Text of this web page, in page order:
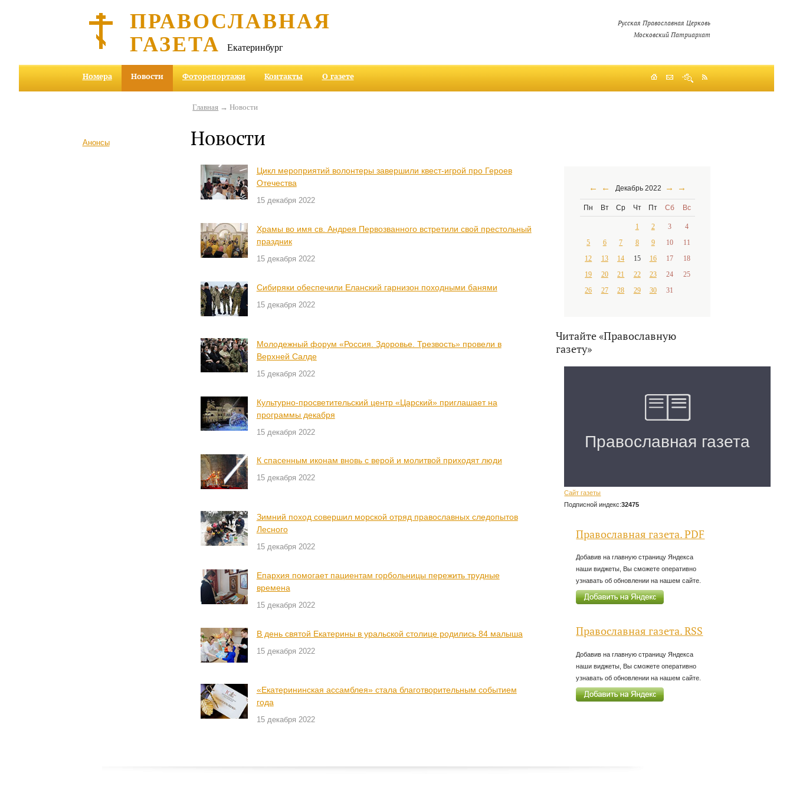
ПРАВОСЛАВНАЯ
ГАЗЕТА Екатеринбург
Русская Православная Церковь
Московский Патриархат
Номера Новости Фоторепортажи Контакты О газете
Анонсы
Главная → Новости
Новости
Цикл мероприятий волонтеры завершили квест-игрой про Героев
Отечества
15 декабря 2022
Храмы во имя св. Андрея Первозванного встретили свой престольный
праздник
15 декабря 2022
Сибиряки обеспечили Еланский гарнизон походными банями
15 декабря 2022
Молодежный форум «Россия. Здоровье. Трезвость» провели в
Верхней Салде
15 декабря 2022
Культурно-просветительский центр «Царский» приглашает на
программы декабря
15 декабря 2022
К спасенным иконам вновь с верой и молитвой приходят люди
15 декабря 2022
Зимний поход совершил морской отряд православных следопытов
Лесного
15 декабря 2022
Епархия помогает пациентам горбольницы пережить трудные
времена
15 декабря 2022
В день святой Екатерины в уральской столице родились 84 малыша
15 декабря 2022
«Екатерининская ассамблея» стала благотворительным событием
года
15 декабря 2022
← ← Декабрь 2022 → →
Пн Вт Ср Чт Пт Сб Вс
1 2 3
4
5
6 7 8 9 10
11
12
13 14 15 16 17
18
19
20 21 22 23 24
25
26
27 28 29 30 31
Читайте «Православную
газету»
Сайт газеты
Подписной индекс:32475
Православная газета. PDF
Добавив на главную страницу Яндекса
наши виджеты, Вы сможете оперативно
узнавать об обновлении на нашем сайте.
Православная газета. RSS
Добавив на главную страницу Яндекса
наши виджеты, Вы сможете оперативно
узнавать об обновлении на нашем сайте.